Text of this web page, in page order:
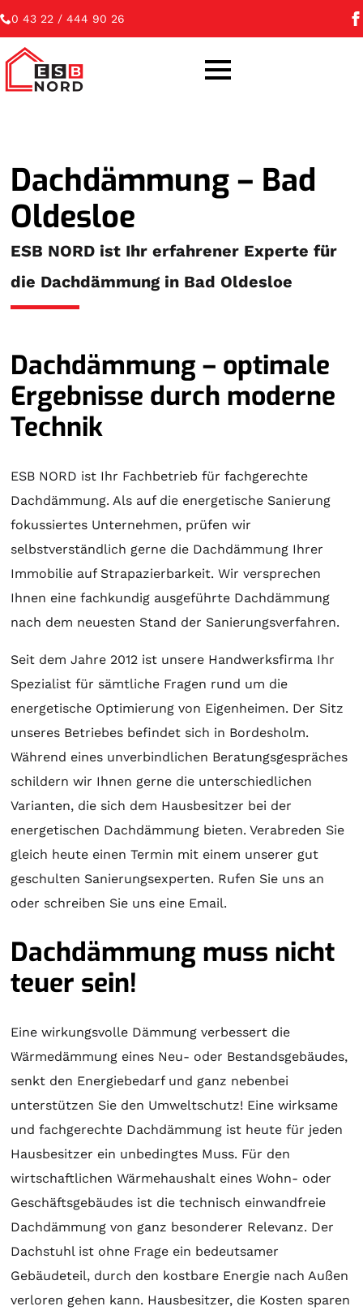
0 43 22 / 444 90 26
Dachdämmung – Bad
Oldesloe
ESB NORD ist Ihr erfahrener Experte für
die Dachdämmung in Bad Oldesloe
Dachdämmung – optimale
Ergebnisse durch moderne
Technik
ESB NORD ist Ihr Fachbetrieb für fachgerechte
Dachdämmung. Als auf die energetische Sanierung
fokussiertes Unternehmen, prüfen wir
selbstverständlich gerne die Dachdämmung Ihrer
Immobilie auf Strapazierbarkeit. Wir versprechen
Ihnen eine fachkundig ausgeführte Dachdämmung
nach dem neuesten Stand der Sanierungsverfahren.
Seit dem Jahre 2012 ist unsere Handwerksfirma Ihr
Spezialist für sämtliche Fragen rund um die
energetische Optimierung von Eigenheimen. Der Sitz
unseres Betriebes befindet sich in Bordesholm.
Während eines unverbindlichen Beratungsgespräches
schildern wir Ihnen gerne die unterschiedlichen
Varianten, die sich dem Hausbesitzer bei der
energetischen Dachdämmung bieten. Verabreden Sie
gleich heute einen Termin mit einem unserer gut
geschulten Sanierungsexperten. Rufen Sie uns an
oder schreiben Sie uns eine Email.
Dachdämmung muss nicht
teuer sein!
Eine wirkungsvolle Dämmung verbessert die
Wärmedämmung eines Neu- oder Bestandsgebäudes,
senkt den Energiebedarf und ganz nebenbei
unterstützen Sie den Umweltschutz! Eine wirksame
und fachgerechte Dachdämmung ist heute für jeden
Hausbesitzer ein unbedingtes Muss. Für den
wirtschaftlichen Wärmehaushalt eines Wohn- oder
Geschäftsgebäudes ist die technisch einwandfreie
Dachdämmung von ganz besonderer Relevanz. Der
Dachstuhl ist ohne Frage ein bedeutsamer
Gebäudeteil, durch den kostbare Energie nach Außen
verloren gehen kann. Hausbesitzer, die Kosten sparen